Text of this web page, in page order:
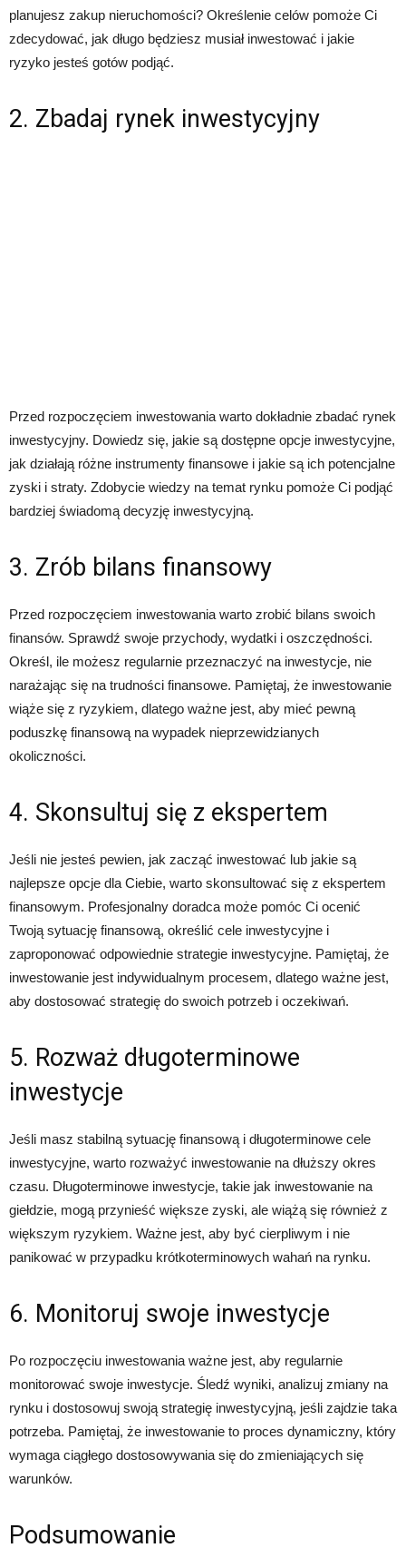
planujesz zakup nieruchomości? Określenie celów pomoże Ci
zdecydować, jak długo będziesz musiał inwestować i jakie
ryzyko jesteś gotów podjąć.
2. Zbadaj rynek inwestycyjny
Przed rozpoczęciem inwestowania warto dokładnie zbadać rynek
inwestycyjny. Dowiedz się, jakie są dostępne opcje inwestycyjne,
jak działają różne instrumenty finansowe i jakie są ich potencjalne
zyski i straty. Zdobycie wiedzy na temat rynku pomoże Ci podjąć
bardziej świadomą decyzję inwestycyjną.
3. Zrób bilans finansowy
Przed rozpoczęciem inwestowania warto zrobić bilans swoich
finansów. Sprawdź swoje przychody, wydatki i oszczędności.
Określ, ile możesz regularnie przeznaczyć na inwestycje, nie
narażając się na trudności finansowe. Pamiętaj, że inwestowanie
wiąże się z ryzykiem, dlatego ważne jest, aby mieć pewną
poduszkę finansową na wypadek nieprzewidzianych
okoliczności.
4. Skonsultuj się z ekspertem
Jeśli nie jesteś pewien, jak zacząć inwestować lub jakie są
najlepsze opcje dla Ciebie, warto skonsultować się z ekspertem
finansowym. Profesjonalny doradca może pomóc Ci ocenić
Twoją sytuację finansową, określić cele inwestycyjne i
zaproponować odpowiednie strategie inwestycyjne. Pamiętaj, że
inwestowanie jest indywidualnym procesem, dlatego ważne jest,
aby dostosować strategię do swoich potrzeb i oczekiwań.
5. Rozważ długoterminowe
inwestycje
Jeśli masz stabilną sytuację finansową i długoterminowe cele
inwestycyjne, warto rozważyć inwestowanie na dłuższy okres
czasu. Długoterminowe inwestycje, takie jak inwestowanie na
giełdzie, mogą przynieść większe zyski, ale wiążą się również z
większym ryzykiem. Ważne jest, aby być cierpliwym i nie
panikować w przypadku krótkoterminowych wahań na rynku.
6. Monitoruj swoje inwestycje
Po rozpoczęciu inwestowania ważne jest, aby regularnie
monitorować swoje inwestycje. Śledź wyniki, analizuj zmiany na
rynku i dostosowuj swoją strategię inwestycyjną, jeśli zajdzie taka
potrzeba. Pamiętaj, że inwestowanie to proces dynamiczny, który
wymaga ciągłego dostosowywania się do zmieniających się
warunków.
Podsumowanie